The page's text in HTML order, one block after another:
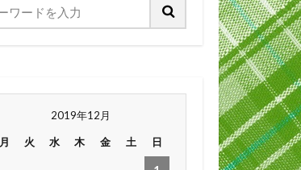
2019年12月
月 火 水 木 金 土 日